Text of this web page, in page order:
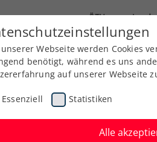
ÖTV
Ausbildung Services
Webseite werden Cookies
benötigt, während es uns
auf unserer Webseite
Essenziell Statistiken
Alle